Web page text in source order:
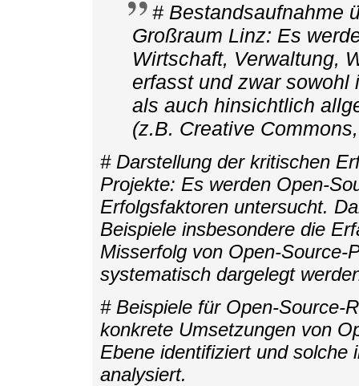
# Bestandsaufnahme
Großraum Linz: Es
Wirtschaft, Verwaltung,
erfasst und zwar sowohl
als auch hinsichtlich
(z.B. Creative
# Darstellung der kritischen
Projekte: Es werden Open-
Erfolgsfaktoren untersucht.
Beispiele insbesondere die
Misserfolg von Open-Source-
systematisch dargelegt
# Beispiele für Open-Source-
konkrete Umsetzungen von
Ebene identifiziert und solche
analysiert.